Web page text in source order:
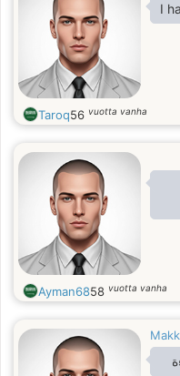
I
Taroq56 vuotta vanha
Ayman6858 vuotta vanha